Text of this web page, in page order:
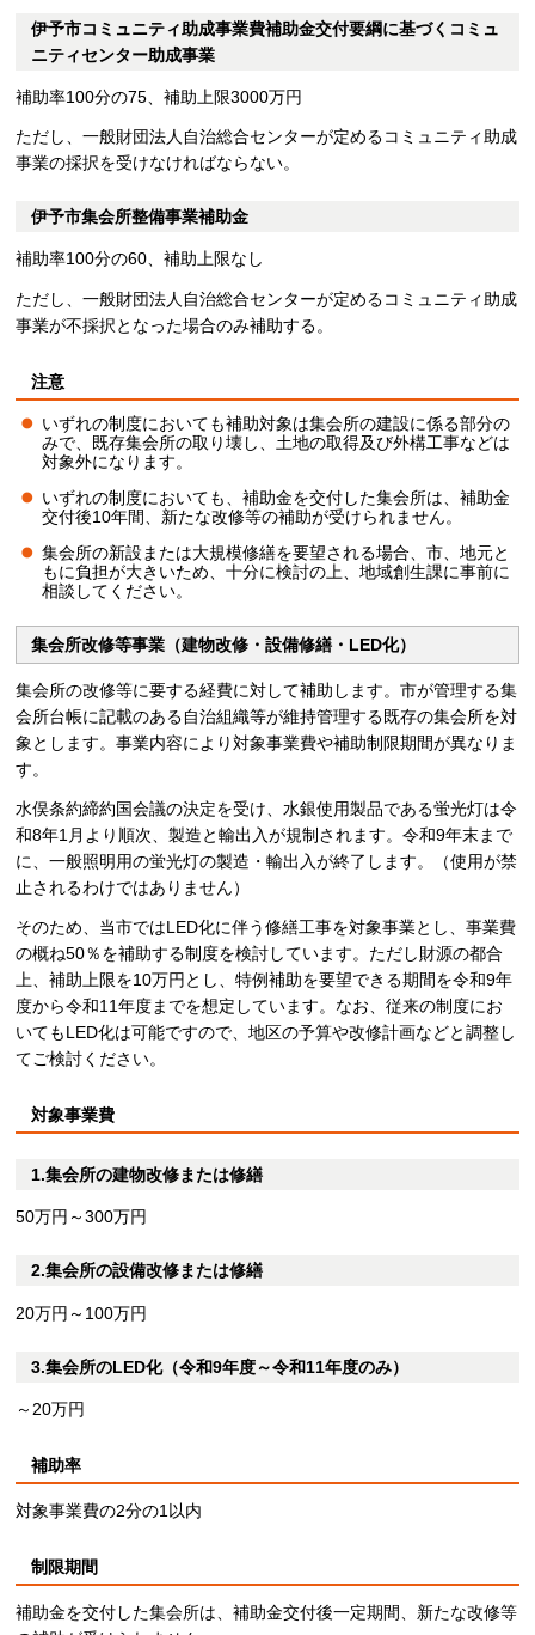
伊予市コミュニティ助成事業費補助金交付要綱に基づくコミュ
ニティセンター助成事業
補助率100分の75、補助上限3000万円
ただし、一般財団法人自治総合センターが定めるコミュニティ助成
事業の採択を受けなければならない。
伊予市集会所整備事業補助金
補助率100分の60、補助上限なし
ただし、一般財団法人自治総合センターが定めるコミュニティ助成
事業が不採択となった場合のみ補助する。
注意
いずれの制度においても補助対象は集会所の建設に係る部分の
みで、既存集会所の取り壊し、土地の取得及び外構工事などは
対象外になります。
いずれの制度においても、補助金を交付した集会所は、補助金
交付後10年間、新たな改修等の補助が受けられません。
集会所の新設または大規模修繕を要望される場合、市、地元と
もに負担が大きいため、十分に検討の上、地域創生課に事前に
相談してください。
集会所改修等事業（建物改修・設備修繕・LED化）
集会所の改修等に要する経費に対して補助します。市が管理する集
会所台帳に記載のある自治組織等が維持管理する既存の集会所を対
象とします。事業内容により対象事業費や補助制限期間が異なりま
す。
水俣条約締約国会議の決定を受け、水銀使用製品である蛍光灯は令
和8年1月より順次、製造と輸出入が規制されます。令和9年末まで
に、一般照明用の蛍光灯の製造・輸出入が終了します。（使用が禁
止されるわけではありません）
そのため、当市ではLED化に伴う修繕工事を対象事業とし、事業費
の概ね50％を補助する制度を検討しています。ただし財源の都合
上、補助上限を10万円とし、特例補助を要望できる期間を令和9年
度から令和11年度までを想定しています。なお、従来の制度にお
いてもLED化は可能ですので、地区の予算や改修計画などと調整し
てご検討ください。
対象事業費
1.集会所の建物改修または修繕
50万円～300万円
2.集会所の設備改修または修繕
20万円～100万円
3.集会所のLED化（令和9年度～令和11年度のみ）
～20万円
補助率
対象事業費の2分の1以内
制限期間
補助金を交付した集会所は、補助金交付後一定期間、新たな改修等